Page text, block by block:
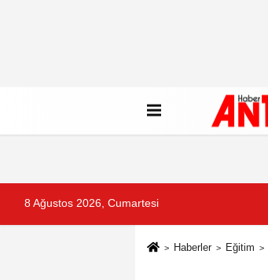
8 Ağustos 2026, Cumartesi
Haberler Eğitim